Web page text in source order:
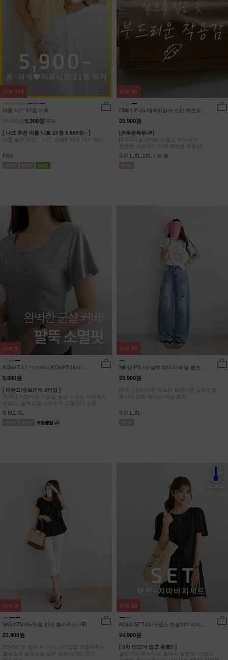
여름 니트 21종 기획
76%
5,900원
[ 나크 추천 여름 니트 21종 5,900원~ ]
여름 필수 베스트 니트 모음♥ 최대 76% 특가
Free
리뷰 185
DM61-P-35/에어리실크 스판 부츠컷팬
츠_DY
29,900원
[🎉주문폭주!🎉]
[S-2XL] 실크처럼 가볍고 부드러워!
쫀쫀한 스판까지 더해 완벽한 착용감!
S,M,L,XL,2XL / 숏,롱
리뷰 94
KO62-T-17/브이넥티,KO62-T-18/라운
드티_YN
9,900원
[ 라운드넥/브이넥 2타입 ]
[S-XL] 기본티의 기준을 높인 나크의 자체제작
반팔티. 팔뚝소멸 소매핏의 고퀄리티 상품
#NAK MADE.
S,M,L,XL
리뷰 5
NK62-PS-15/닐루 데미지 배럴 팬츠
_HR
29,900원
[S-XL] 빈티지한 무드와 트렌디한 실루엣을
동시에 담은 와이드 데님 팬츠
S,M,L,XL
리뷰 35
NK62-TS-25/엔릴 반전 블라우스_HR
23,900원
[55-88] 한 벌로 두 가지 스타일을 연출해주는
활용도와 실용성을 모두 만족시키는 반전
리뷰 3
KO62-SET-05/크립스 반팔치마바지세
트_HR
24,900원
[ 5차 리오더 입고 완료!! ]
살랑이는 텍스처와 플레어 실루엣, 가볍고
리뷰 23